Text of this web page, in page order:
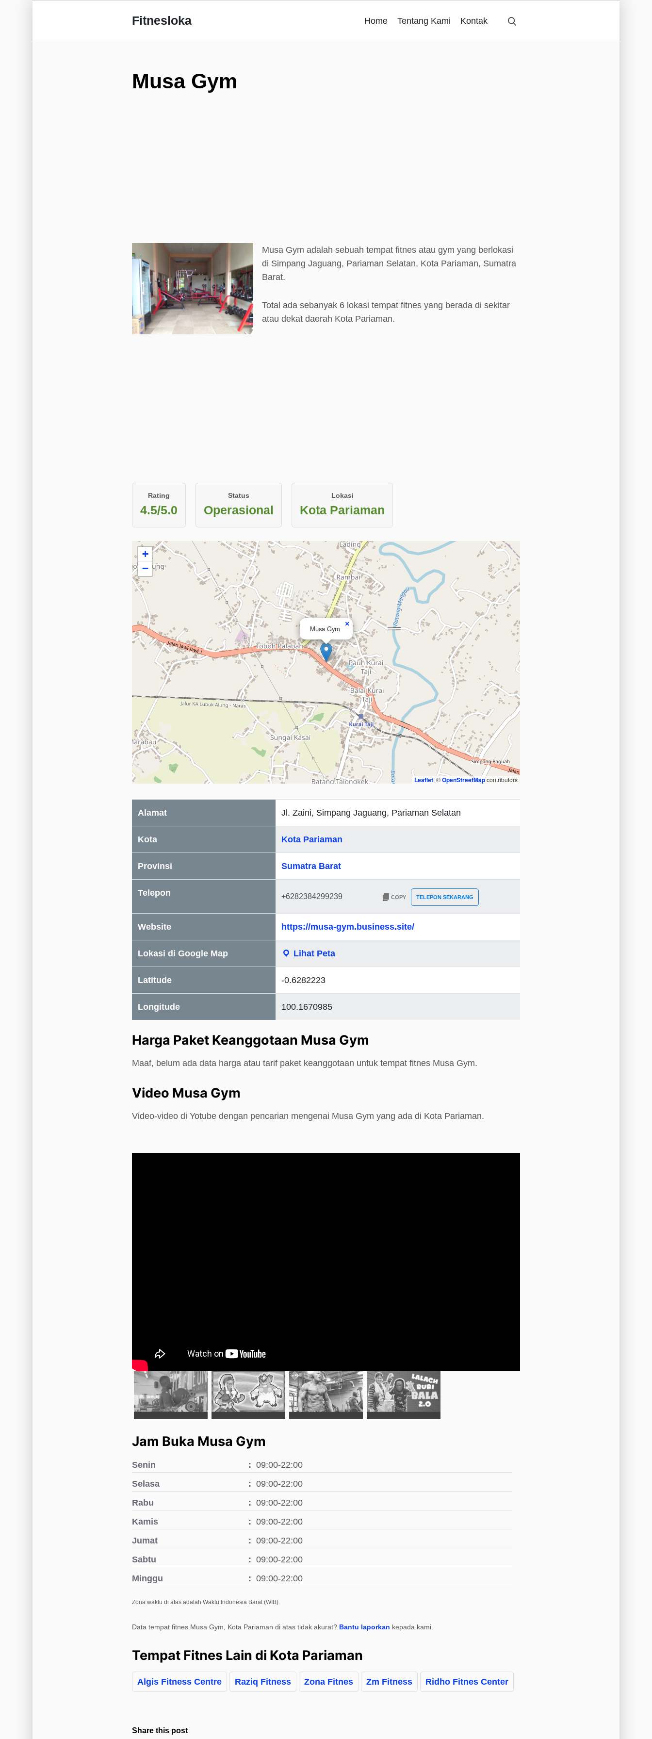
Fitnesloka Home Tentang Kami Kontak
Musa Gym
Musa Gym adalah sebuah tempat fitnes atau gym yang berlokasi
di Simpang Jaguang, Pariaman Selatan, Kota Pariaman, Sumatra
Barat.
Total ada sebanyak 6 lokasi tempat fitnes yang berada di sekitar
atau dekat daerah Kota Pariaman.
Rating
4.5/5.0
Status
Operasional
Lokasi
Kota Pariaman
Musa Gym
×
+
−
Leaflet, ©OpenStreetMapcontributors
Alamat Jl. Zaini, Simpang Jaguang, Pariaman Selatan
Kota Kota Pariaman
Provinsi Sumatra Barat
Telepon COPY TELEPON SEKARANG
Website https://musa-gym.business.site/
Lokasi di Google Map Lihat Peta
Latitude -0.6282223
Longitude 100.1670985
Harga Paket Keanggotaan Musa Gym
Maaf, belum ada data harga atau tarif paket keanggotaan untuk tempat fitnes Musa Gym.
Video Musa Gym
Video-video di Yotube dengan pencarian mengenai Musa Gym yang ada di Kota Pariaman.
Jam Buka Musa Gym
Senin
09:00-22:00
Selasa
09:00-22:00
Rabu
09:00-22:00
Kamis
09:00-22:00
Jumat
09:00-22:00
Sabtu
09:00-22:00
Minggu
09:00-22:00
Zona waktu di atas adalah Waktu Indonesia Barat (WIB).
Data tempat fitnes Musa Gym, Kota Pariaman di atas tidak akurat? Bantu laporkan kepada kami.
Tempat Fitnes Lain di Kota Pariaman
Algis Fitness Centre Raziq Fitness Zona Fitnes Zm Fitness Ridho Fitnes Center
Share this post